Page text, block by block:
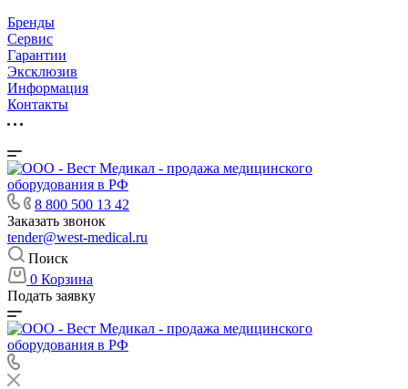
Бренды
Сервис
Гарантии
Эксклюзив
Информация
Контакты
8 800 500 13 42
Заказать звонок
tender@west-medical.ru
Поиск
0 Корзина
Подать заявку